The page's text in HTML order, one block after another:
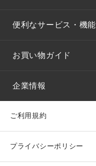
便利なサービス・機能
お買い物ガイド
企業情報
ご利用規約
プライバシーポリシー